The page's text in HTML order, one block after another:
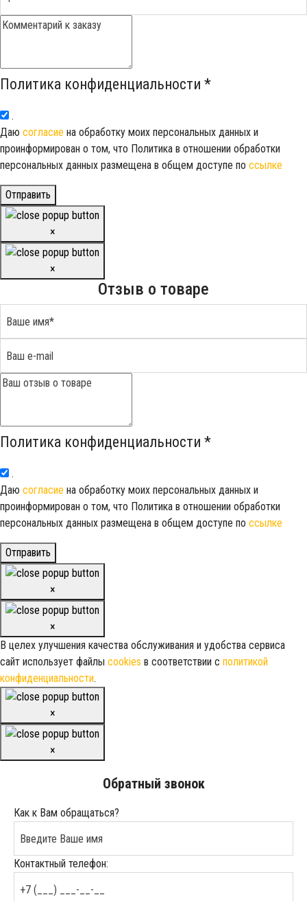
Политика конфиденциальности *
.
Даю согласие на обработку моих персональных данных и
проинформирован о том, что Политика в отношении обработки
персональных данных размещена в общем доступе по ссылке
Отправить
×
×
Отзыв о товаре
Политика конфиденциальности *
.
Даю согласие на обработку моих персональных данных и
проинформирован о том, что Политика в отношении обработки
персональных данных размещена в общем доступе по ссылке
Отправить
×
×
В целех улучшения качества обслуживания и удобства сервиса
сайт использует файлы cookies в соответствии с политикой
конфиденциальности.
×
×
Обратный звонок
Как к Вам обращаться?
Контактный телефон: